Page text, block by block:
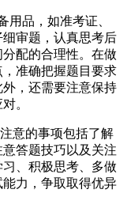
品，如准考证、
审题，认真思考后
配的合理性。在做
准确把握题目要求
，还需要注意保持
。
意的事项包括了解
答题技巧以及关注
、积极思考、多做
力，争取取得优异